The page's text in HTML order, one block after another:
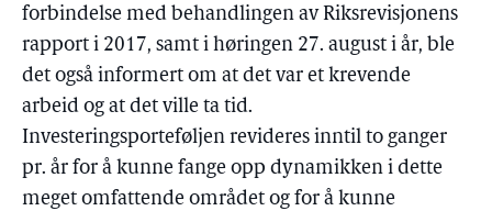
forbindelse med behandlingen av Riksrevisjonens
rapport i 2017, samt i høringen 27. august i år, ble
det også informert om at det var et krevende
arbeid og at det ville ta tid.
Investeringsporteføljen revideres inntil to ganger
pr. år for å kunne fange opp dynamikken i dette
meget omfattende området og for å kunne